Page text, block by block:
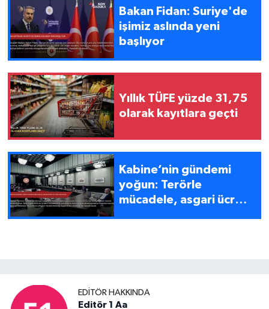
Bakan Fidan: Suriye'de
işimiz aslında yeni
başlıyor
Yıllık TÜFE yüzde 31,75
olarak kayıtlara geçti
Kabine’nin gündemi
yoğun: Terörle
mücadele, asgari ücret
EDITÖR HAKKINDA
Editör 1 Aa